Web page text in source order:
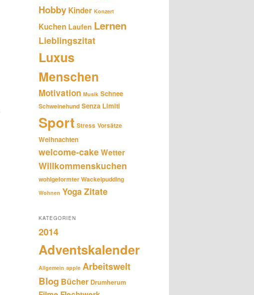
Hobby Kinder Konzert
Kuchen Laufen Lernen
Lieblingszitat
Luxus
Menschen
Motivation Musik Schnee
Schweinehund Senza Limiti
Sport Stress Vorsätze
Weihnachten
welcome-cakeWetter
Willkommenskuchen
wohlgeformter Wackelpudding
Wohnen Yoga Zitate
KATEGORIEN
2014
Adventskalender
Allgemein apple Arbeitswelt
Blog Bücher Drumherum